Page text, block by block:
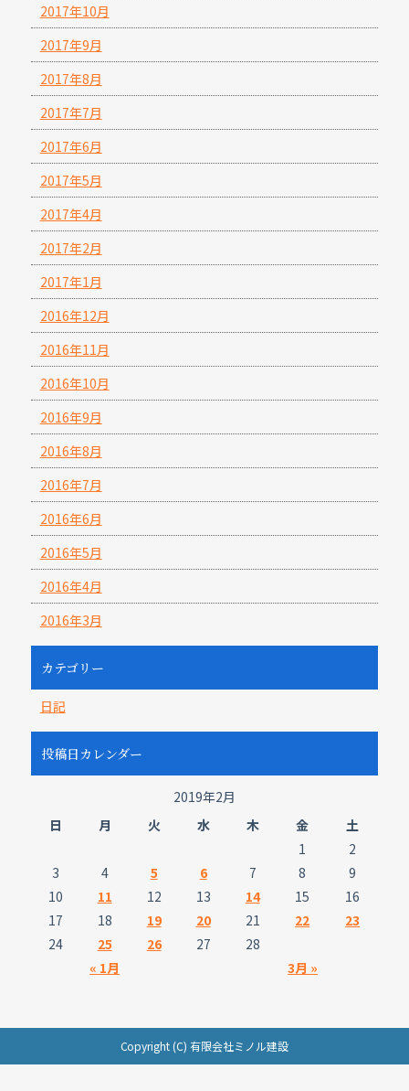
2017年10月
2017年9月
2017年8月
2017年7月
2017年6月
2017年5月
2017年4月
2017年2月
2017年1月
2016年12月
2016年11月
2016年10月
2016年9月
2016年8月
2016年7月
2016年6月
2016年5月
2016年4月
2016年3月
カテゴリー
日記
投稿日カレンダー
2019年2月
日
月 火 水 木 金 土
« 1月 3月 »
1
2
3
4 5 6 7 8
9
10
11 12 13 14 15
16
17
18 19 20 21 22
23
24
25 26 27 28
Copyright (C) 有限会社ミノル建設